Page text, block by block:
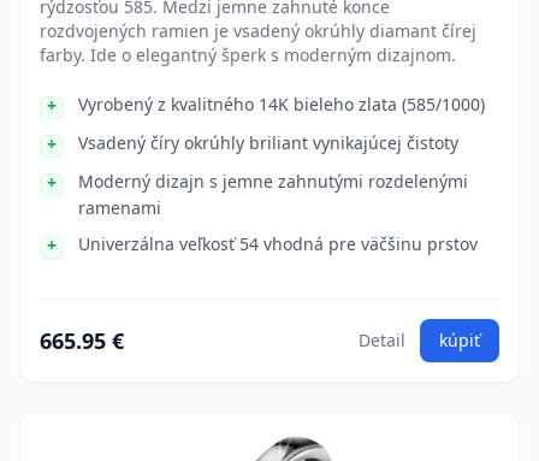
rýdzosťou 585. Medzi jemne zahnuté konce
rozdvojených ramien je vsadený okrúhly diamant čírej
farby. Ide o elegantný šperk s moderným dizajnom.
Vyrobený z kvalitného 14K bieleho zlata (585/1000)
Vsadený číry okrúhly briliant vynikajúcej čistoty
Moderný dizajn s jemne zahnutými rozdelenými
ramenami
Univerzálna veľkosť 54 vhodná pre väčšinu prstov
665.95 € Detail kúpiť